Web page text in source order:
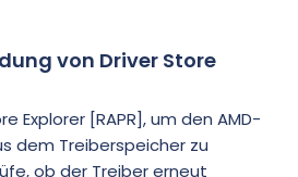
von Driver Store
Explorer [RAPR], um den AMD-
dem Treiberspeicher zu
ob der Treiber erneut